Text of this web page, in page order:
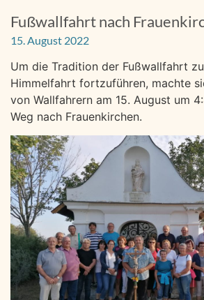
Fußwallfahrt nach
15. August 2022
Um die Tradition der Fußwallfahrt
Himmelfahrt fortzuführen, machte
von Wallfahrern am 15. August um
Weg nach Frauenkirchen.